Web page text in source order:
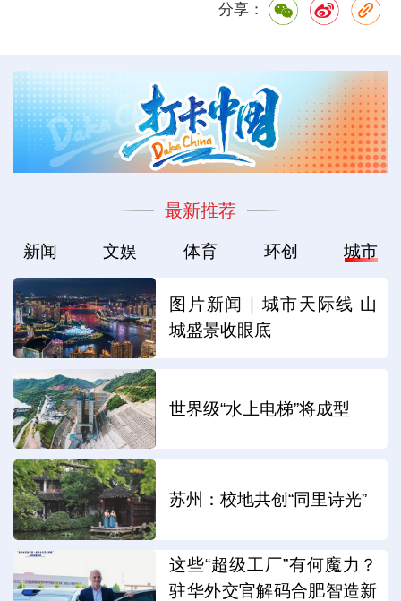
分享：
最新推荐
新闻 文娱 体育 环创 城市
图片新闻｜城市天际线 山
城盛景收眼底
世界级“水上电梯”将成型
苏州：校地共创“同里诗光”
这些“超级工厂”有何魔力？
驻华外交官解码合肥智造新